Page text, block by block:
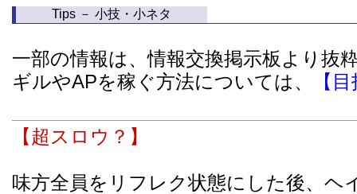
Tips － 小技・小ネタ
一部の情報は、情報交換掲示板より抜
ギルやAPを稼ぐ方法については、
【
【超スロウ？】
味方全員をリフレク状態にした後、